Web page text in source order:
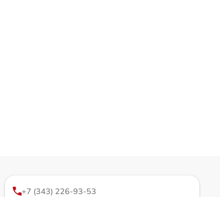
+7 (343) 226-93-53